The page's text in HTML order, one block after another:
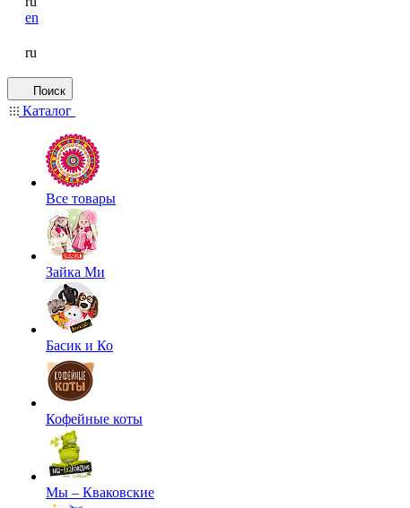
en
ru
Поиск
Каталог
Все товары
Зайка Ми
Басик и Ко
Кофейные коты
Мы – Кваковские